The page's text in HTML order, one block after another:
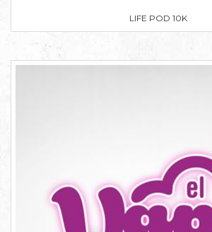
LIFE POD 10K